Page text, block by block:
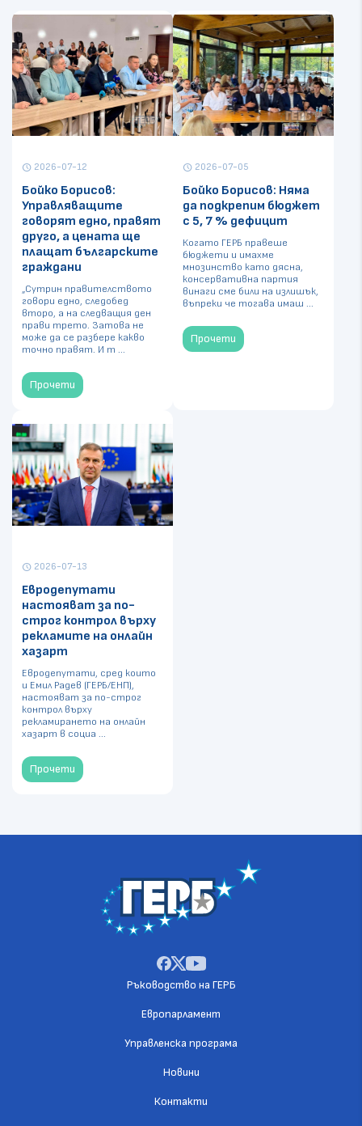
schedule 2026-07-12
Бойко Борисов:
Управляващите
говорят едно, правят
друго, а цената ще
плащат българските
граждани
„Сутрин правителството
говори едно, следобед
второ, а на следващия ден
прави трето. Затова не
може да се разбере какво
точно правят. И т ...
Прочети
schedule 2026-07-05
Бойко Борисов: Няма
да подкрепим бюджет
с 5, 7 % дефицит
Когато ГЕРБ правеше
бюджети и имахме
мнозинство като дясна,
консервативна партия
винаги сме били на излишък,
въпреки че тогава имаш ...
Прочети
schedule 2026-07-13
Евродепутати
настояват за по-
строг контрол върху
рекламите на онлайн
хазарт
Евродепутати, сред които
и Емил Радев (ГЕРБ/ЕНП),
настояват за по-строг
контрол върху
рекламирането на онлайн
хазарт в социа ...
Прочети
Ръководство на ГЕРБ
Европарламент
Управленска програма
Новини
Контакти